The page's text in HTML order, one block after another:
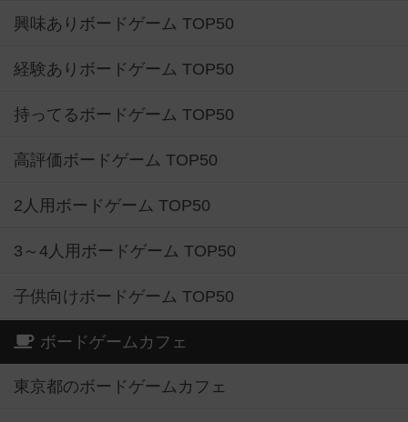
興味ありボードゲーム TOP50
経験ありボードゲーム TOP50
持ってるボードゲーム TOP50
高評価ボードゲーム TOP50
2人用ボードゲーム TOP50
3～4人用ボードゲーム TOP50
子供向けボードゲーム TOP50
ボードゲームカフェ
東京都のボードゲームカフェ